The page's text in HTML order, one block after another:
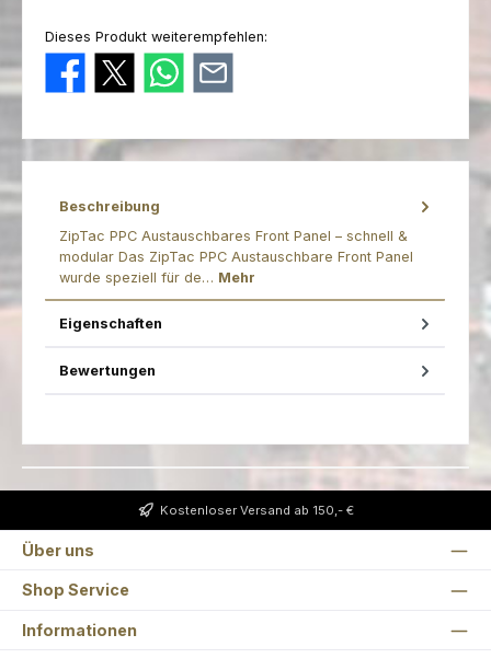
Dieses Produkt weiterempfehlen:
Beschreibung
ZipTac PPC Austauschbares Front Panel – schnell &
modular Das ZipTac PPC Austauschbare Front Panel
wurde speziell für de… Mehr
Eigenschaften
Bewertungen
Kostenloser Versand ab 150,- €
Über uns
Shop Service
Informationen